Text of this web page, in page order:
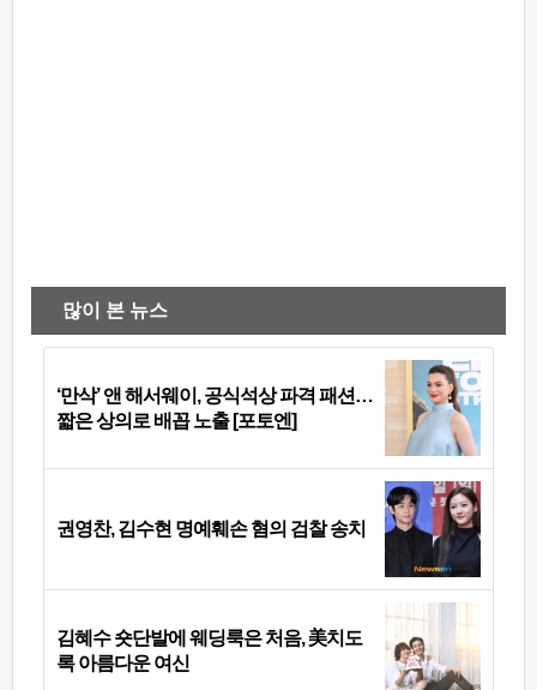
많이 본 뉴스
‘만삭’ 앤 해서웨이, 공식석상 파격 패션…
짧은 상의로 배꼽 노출 [포토엔]
권영찬, 김수현 명예훼손 혐의 검찰 송치
김혜수 숏단발에 웨딩룩은 처음, 美치도
록 아름다운 여신